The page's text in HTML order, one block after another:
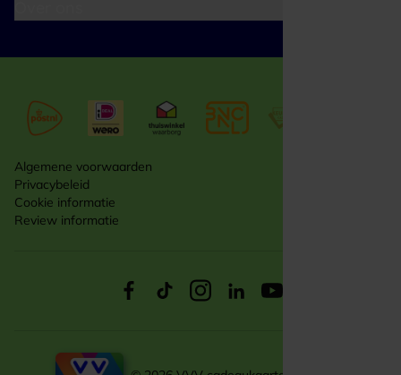
Algemene voorwaarden
Privacybeleid
Cookie informatie
Review informatie